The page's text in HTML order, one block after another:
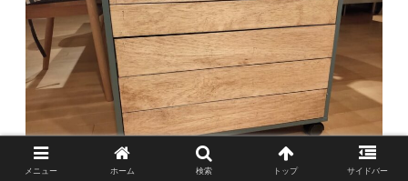
メニュー ホーム 検索 トップ サイドバー